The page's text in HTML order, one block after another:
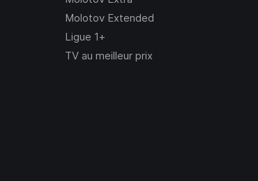
Molotov Extended
Ligue 1+
TV au meilleur prix